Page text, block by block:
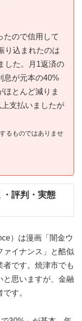
たので信用して
り込まれたのは
した。月1返済の
息が元本の40%
ほとんど減りま
支払いましたが
るものではありませ
評判・実態
）は漫画「闇金ウ
ァイナンス」と酷似
者です。焼津市でも
と思いますが、金融
す。